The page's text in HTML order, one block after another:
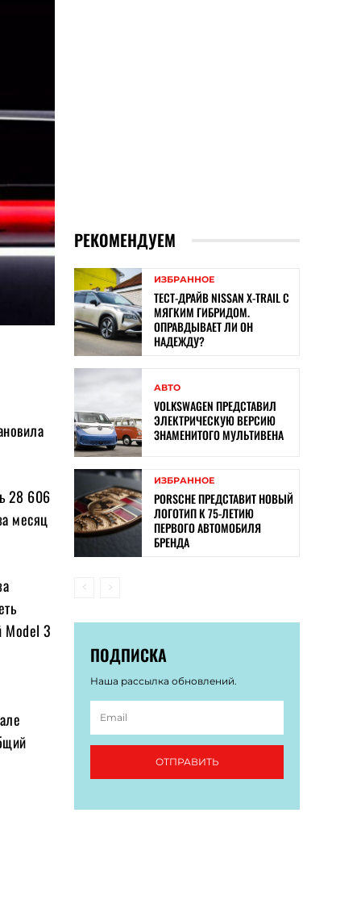
28 606
месяц
Model 3
РЕКОМЕНДУЕМ
ИЗБРАННОЕ
ТЕСТ-ДРАЙВ NISSAN X-TRAIL С
МЯГКИМ ГИБРИДОМ.
ОПРАВДЫВАЕТ ЛИ ОН
НАДЕЖДУ?
АВТО
VOLKSWAGEN ПРЕДСТАВИЛ
ЭЛЕКТРИЧЕСКУЮ ВЕРСИЮ
ЗНАМЕНИТОГО МУЛЬТИВЕНА
ИЗБРАННОЕ
PORSCHE ПРЕДСТАВИТ НОВЫЙ
ЛОГОТИП К 75-ЛЕТИЮ
ПЕРВОГО АВТОМОБИЛЯ
БРЕНДА
ПОДПИСКА
Наша рассылка обновлений.
ОТПРАВИТЬ